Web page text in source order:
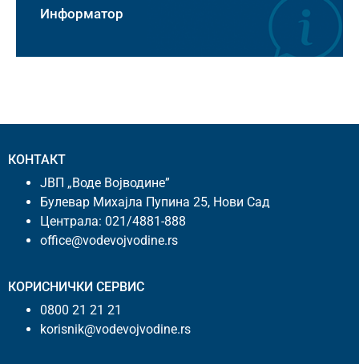
Информатор
КОНТАКТ
ЈВП „Воде Војводине”
Булевар Михајла Пупина 25, Нови Сад
Централа: 021/4881-888
office@vodevojvodine.rs
КОРИСНИЧКИ СЕРВИС
0800 21 21 21
korisnik@vodevojvodine.rs